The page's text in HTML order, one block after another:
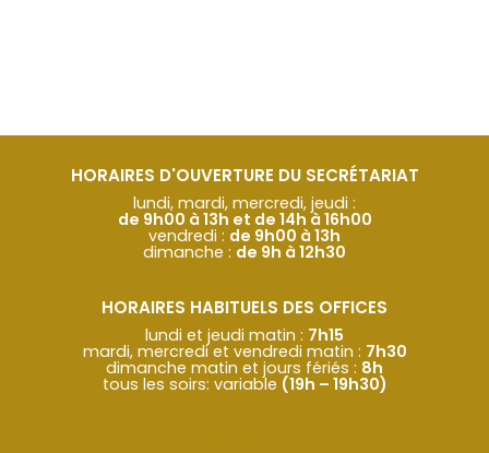
HORAIRES D'OUVERTURE DU SECRÉTARIAT
lundi, mardi, mercredi, jeudi :
de 9h00 à 13h et de 14h à 16h00
vendredi : de 9h00 à 13h
dimanche : de 9h à 12h30
HORAIRES HABITUELS DES OFFICES
lundi et jeudi matin : 7h15
mardi, mercredi et vendredi matin : 7h30
dimanche matin et jours fériés : 8h
tous les soirs: variable (19h – 19h30)